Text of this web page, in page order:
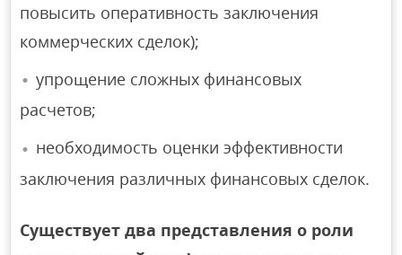
повысить оперативность заключения
коммерческих сделок);
упрощение сложных финансовых
расчетов;
необходимость оценки эффективности
заключения различных финансовых сделок.
Существует два представления о роли